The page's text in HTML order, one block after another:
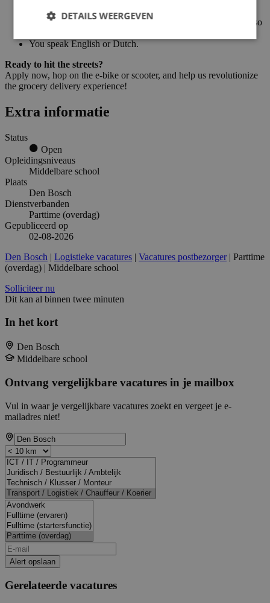
You are at least 16 years old.
You have valid eligibility to work in the Netherlands (we also
You speak English or Dutch.
Ready to hit the streets?
Apply now, hop on the e-bike or scooter, and help us revolutionize
the grocery delivery experience!
Extra informatie
Status
Open
Opleidingsniveaus
Middelbare school
Plaats
Den Bosch
Dienstverbanden
Parttime (overdag)
Gepubliceerd op
02-08-2026
Den Bosch | Logistieke vacatures | Vacatures postbezorger| Parttime
(overdag) | Middelbare school
Solliciteer nu
Dit kan al binnen twee minuten
In het kort
Den Bosch
Middelbare school
Ontvang vergelijkbare vacatures in je mailbox
Vul in waar je vergelijkbare vacatures zoekt en vergeet je e-
mailadres niet!
Alert opslaan
Gerelateerde vacatures
DETAILS WEERGEVEN